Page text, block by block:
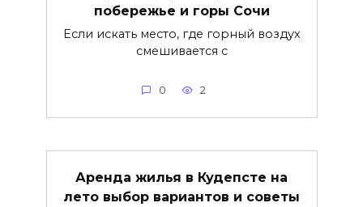
побережье и горы Сочи
Если искать место, где горный воздух
смешивается с
0 2
Аренда жилья в Кудепсте на
лето выбор вариантов и советы